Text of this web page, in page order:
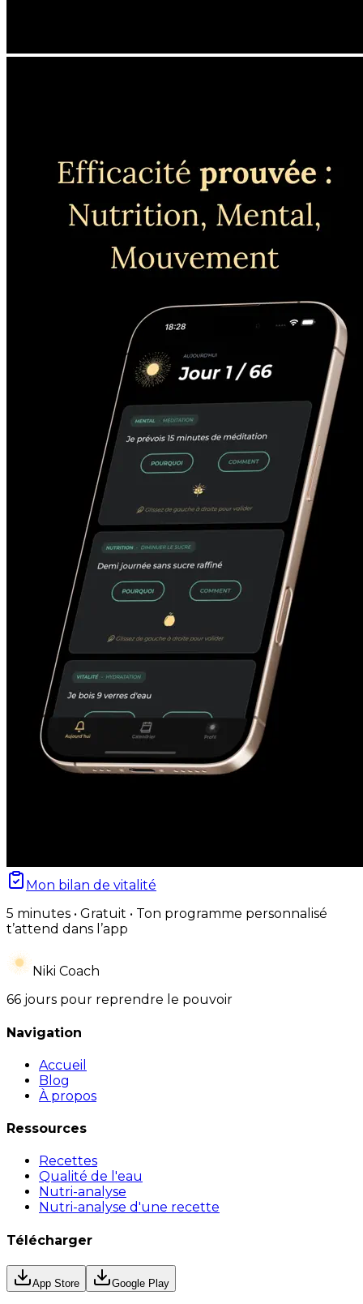
Mon bilan de vitalité
5 minutes • Gratuit • Ton programme personnalisé
t’attend dans l’app
Niki Coach
66 jours pour reprendre le pouvoir
Navigation
Accueil
Blog
À propos
Ressources
Recettes
Qualité de l'eau
Nutri-analyse
Nutri-analyse d'une recette
Télécharger
App Store Google Play